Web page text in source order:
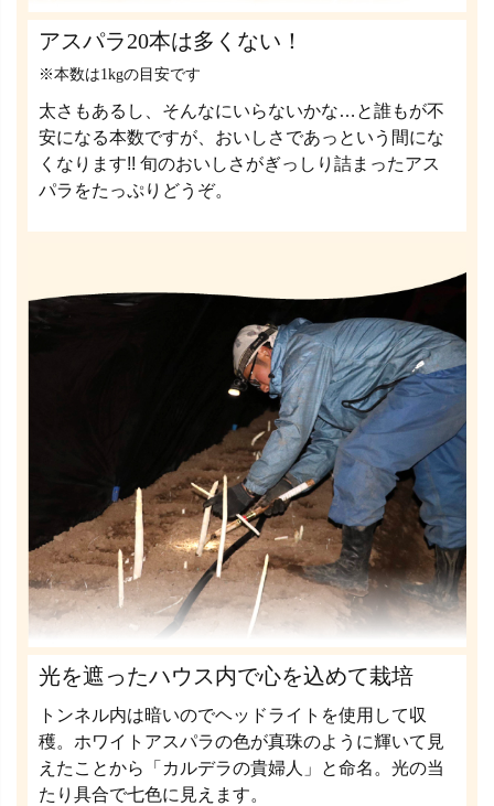
アスパラ20本は多くない！
※本数は1kgの目安です
太さもあるし、そんなにいらないかな…と誰もが不
安になる本数ですが、おいしさであっという間にな
くなります!! 旬のおいしさがぎっしり詰まったアス
パラをたっぷりどうぞ。
光を遮ったハウス内で心を込めて栽培
トンネル内は暗いのでヘッドライトを使用して収
穫。ホワイトアスパラの色が真珠のように輝いて見
えたことから「カルデラの貴婦人」と命名。光の当
たり具合で七色に見えます。